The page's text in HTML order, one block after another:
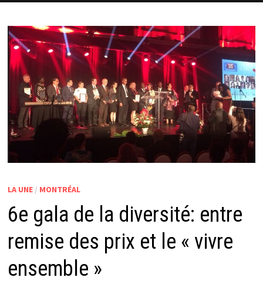
LA UNE/ MONTRÉAL
6e gala de la diversité: entre
remise des prix et le « vivre
ensemble »